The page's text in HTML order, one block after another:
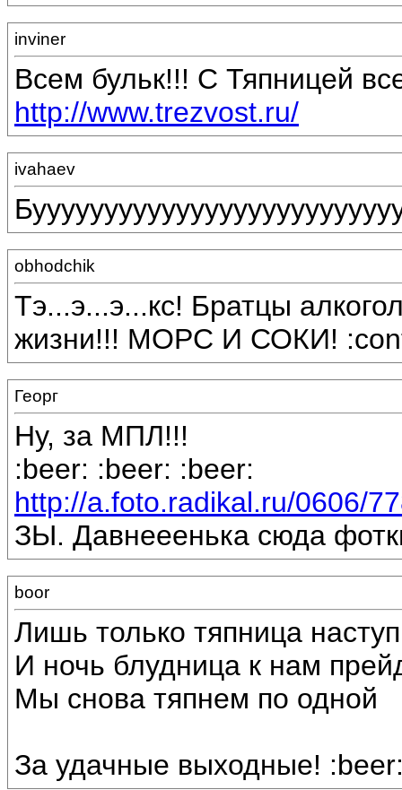
inviner
Всем бульк!!! С Тяпницей
http://www.trezvost.ru/
ivahaev
obhodchik
Тэ...э...э...кс! Братцы
жизни!!! МОРС И СОКИ!
Георг
Ну, за МПЛ!!!
:beer: :beer: :beer:
http://a.foto.radikal.ru/0606/
ЗЫ. Давнееенька сюда
boor
Лишь только тяпница
И ночь блудница к нам
Мы снова тяпнем по одной
За удачные выходные!